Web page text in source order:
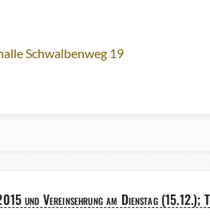
Schwalbenweg 19
und Vereinsehrung am Dienstag (15.12.);